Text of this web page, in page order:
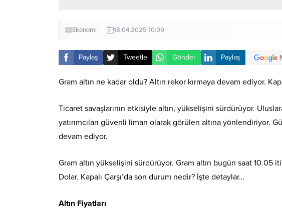
Ekonomi 18.04.2025 10:09
Paylaş Tweetle Gönder Paylaş
Gram altın ne kadar oldu? Altın rekor kırmaya devam ediyor.
Ticaret savaşlarının etkisiyle altın, yükselişini sürdürüyor.
yatırımcıları güvenli liman olarak görülen altına yönlendiriyor.
devam ediyor.
Gram altın yükselişini sürdürüyor. Gram altın bugün saat 10.05
Dolar. Kapalı Çarşı’da son durum nedir? İşte detaylar…
Altın Fiyatları